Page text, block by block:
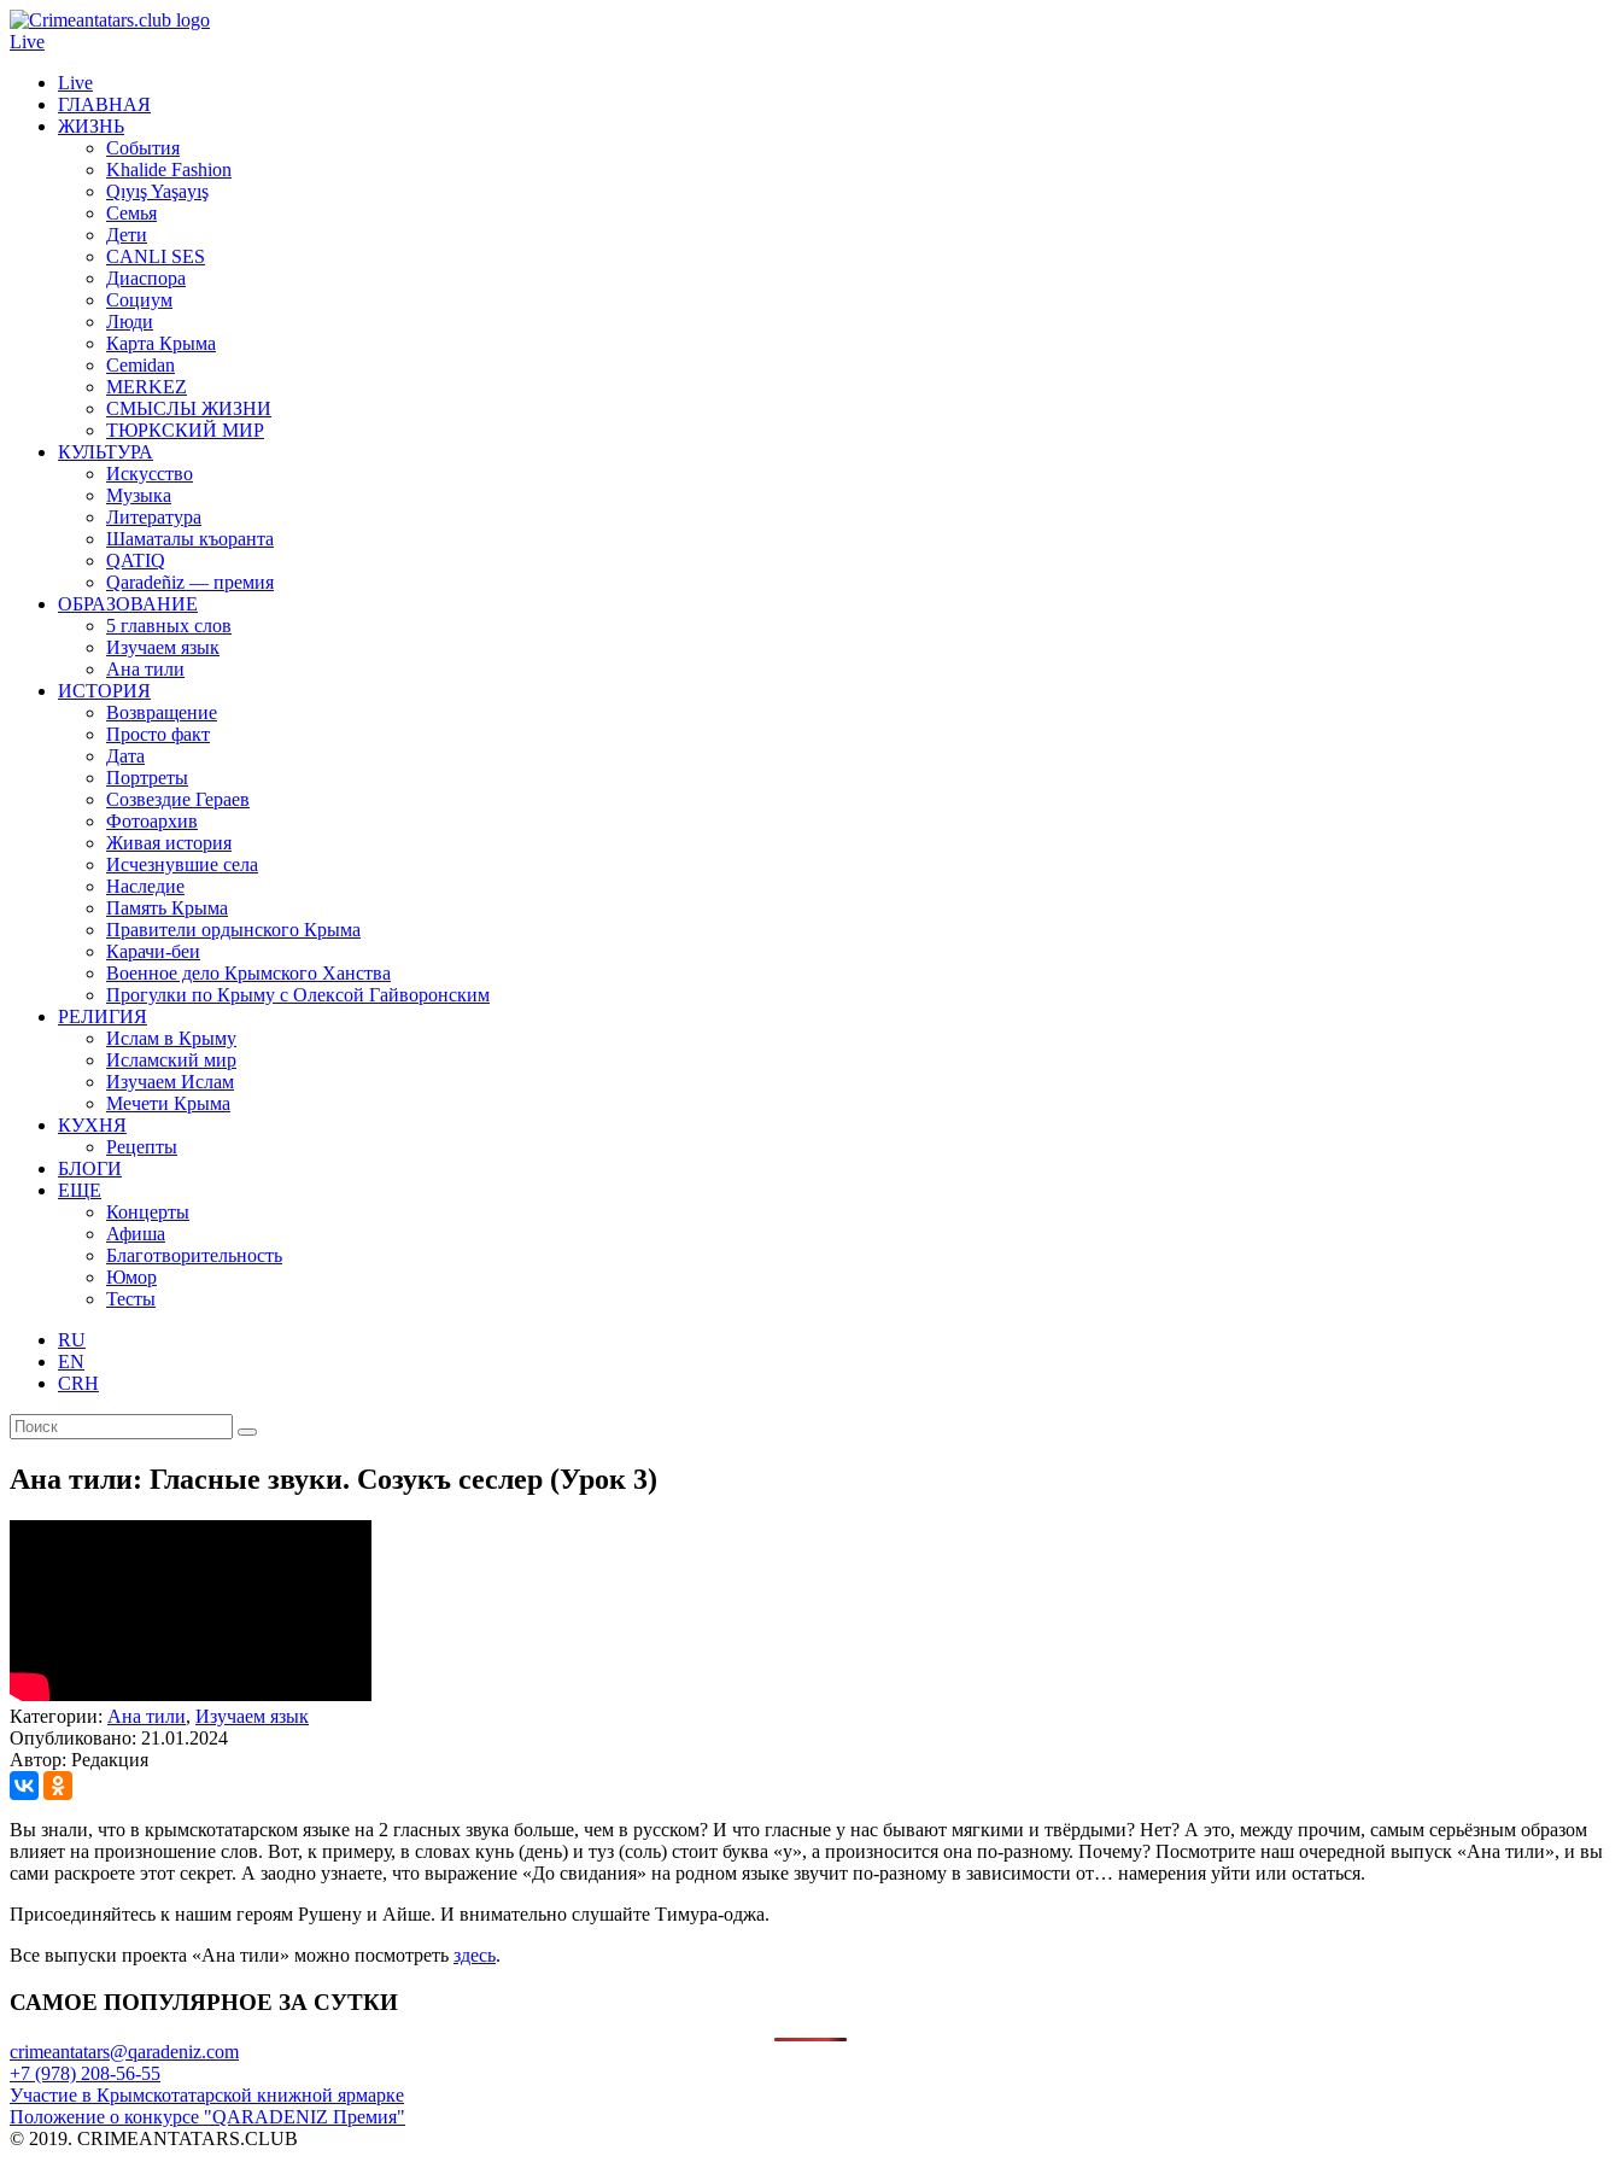
Live
Live
ГЛАВНАЯ
ЖИЗНЬ
События
Khalide Fashion
Qıyış Yaşayış
Семья
Дети
CANLI SES
Диаспора
Социум
Люди
Карта Крыма
Cemidan
МERKEZ
СМЫСЛЫ ЖИЗНИ
ТЮРКСКИЙ МИР
КУЛЬТУРА
Искусство
Музыка
Литература
Шаматалы къоранта
QATIQ
Qaradeñiz — премия
ОБРАЗОВАНИЕ
5 главных слов
Изучаем язык
Ана тили
ИСТОРИЯ
Возвращение
Просто факт
Дата
Портреты
Созвездие Гераев
Фотоархив
Живая история
Исчезнувшие села
Наследие
Память Крыма
Правители ордынского Крыма
Карачи-беи
Военное дело Крымского Ханства
Прогулки по Крыму с Олексой Гайворонским
РЕЛИГИЯ
Ислам в Крыму
Исламский мир
Изучаем Ислам
Мечети Крыма
КУХНЯ
Рецепты
БЛОГИ
ЕЩЕ
Концерты
Афиша
Благотворительность
Юмор
Тесты
RU
EN
CRH
Ана тили: Гласные звуки. Созукъ сеслер (Урок 3)
Категории: Ана тили, Изучаем язык
Опубликовано: 21.01.2024
Автор: Редакция
Вы знали, что в крымскотатарском языке на 2 гласных звука больше, чем в русском? И что гласные у нас бывают мягкими и твёрдыми? Нет? А это, между прочим, самым серьёзным образом
влияет на произношение слов. Вот, к примеру, в словах кунь (день) и туз (соль) стоит буква «у», а произносится она по-разному. Почему? Посмотрите наш очередной выпуск «Ана тили», и вы
сами раскроете этот секрет. А заодно узнаете, что выражение «До свидания» на родном языке звучит по-разному в зависимости от… намерения уйти или остаться.
Присоединяйтесь к нашим героям Рушену и Айше. И внимательно слушайте Тимура-оджа.
Все выпуски проекта «Ана тили» можно посмотреть здесь.
САМОЕ ПОПУЛЯРНОЕ ЗА СУТКИ
crimeantatars@qaradeniz.com
+7 (978) 208-56-55
Участие в Крымскотатарской книжной ярмарке
Положение о конкурсе "QARADENIZ Премия"
© 2019. CRIMEANTATARS.CLUB